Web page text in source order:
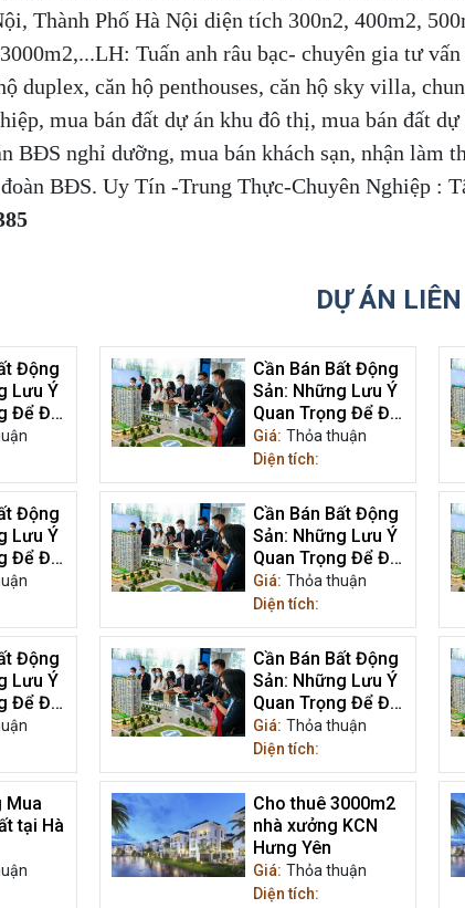
Thành Phố Hà Nội diện tích 300n2, 400m2,
Tuấn anh râu bạc- chuyên gia tư
duplex, căn hộ penthouses, căn hộ sky villa,
mua bán đất dự án khu đô thị, mua bán đất
BĐS nghỉ dưỡng, mua bán khách sạn, nhận làm
BĐS. Uy Tín -Trung Thực-Chuyên Nghiệp :
DỰ ÁN
Động
Lưu Ý
Để Đạt
Tối Ưu
Cần Bán Bất Động
Sản: Những Lưu Ý
Quan Trọng Để Đạt
Được Giá Trị Tối Ưu
Giá: Thỏa thuận
Diện tích:
Động
Lưu Ý
Để Đạt
Tối Ưu
Cần Bán Bất Động
Sản: Những Lưu Ý
Quan Trọng Để Đạt
Được Giá Trị Tối Ưu
Giá: Thỏa thuận
Diện tích:
Động
Lưu Ý
Để Đạt
Tối Ưu
Cần Bán Bất Động
Sản: Những Lưu Ý
Quan Trọng Để Đạt
Được Giá Trị Tối Ưu
Giá: Thỏa thuận
Diện tích:
Mua
tại Hà
Cho thuê 3000m2
nhà xưởng KCN
Hưng Yên
Giá: Thỏa thuận
Diện tích: